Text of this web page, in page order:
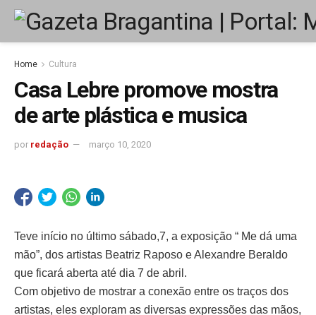
Home Cultura
Casa Lebre promove mostra
de arte plástica e musica
por redação março 10, 2020
Teve início no último sábado,7, a exposição “ Me dá uma
mão”, dos artistas Beatriz Raposo e Alexandre Beraldo
que ficará aberta até dia 7 de abril.
Com objetivo de mostrar a conexão entre os traços dos
artistas, eles exploram as diversas expressões das mãos,